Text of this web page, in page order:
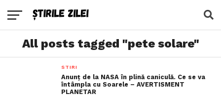
All posts tagged "pete solare"
STIRI
Anunț de la NASA în plină caniculă. Ce se va
întâmpla cu Soarele – AVERTISMENT
PLANETAR